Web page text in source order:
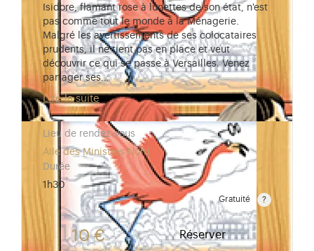
Isidore, flamant rose à lunettes de son état, n'est
pas comme tout le monde à la Ménagerie.
Malgré les avertissements de ses colocataires
prudents, il ne tient pas en place et veut
découvrir ce qui se passe à Versailles. Venez
partager ses…
Lire la suite
Lieu de rendez-vous
Aile des Ministres Nord
Durée
1h30
Gratuité
Gratuit pour les enfants de moins de 10 ans.Tarif
10 € Réserver